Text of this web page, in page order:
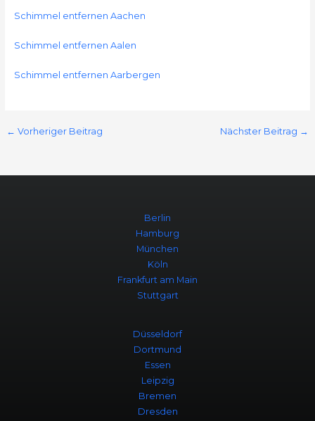
Schimmel entfernen Aachen
Schimmel entfernen Aalen
Schimmel entfernen Aarbergen
← Vorheriger Beitrag Nächster Beitrag →
Berlin
Hamburg
München
Köln
Frankfurt am Main
Stuttgart
Düsseldorf
Dortmund
Essen
Leipzig
Bremen
Dresden